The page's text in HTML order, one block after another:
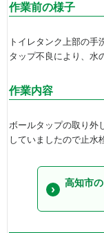
作業前の様子
トイレタンク上部の手
タップ不良により、水
作業内容
ボールタップの取り外
していましたので止水
高知市